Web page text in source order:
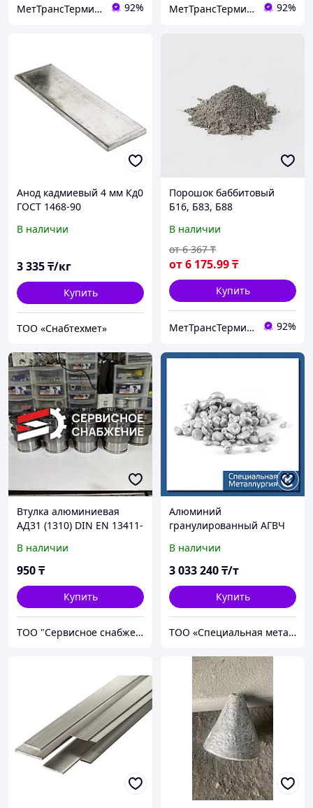
МетТрансТерминал 92% МетТрансТерминал 92%
Анод кадмиевый 4 мм Кд0
ГОСТ 1468-90
В наличии
3 335₸/кг
Купить
ТОО «Снабтехмет»
Порошок баббитовый
Б16, Б83, Б88
В наличии
от6 175.99₸
от 6 367 ₸
Купить
МетТрансТерминал 92%
Втулка алюминиевая
АД31 (1310) DIN EN 13411-
В наличии
950₸
Купить
ТОО "Сервисное снабжение Астана"
Алюминий
гранулированный АГВЧ
В наличии
3 033 240₸/т
Купить
ТОО «Специальная металлургия»